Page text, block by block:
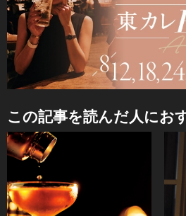
この記事を読んだ人にお